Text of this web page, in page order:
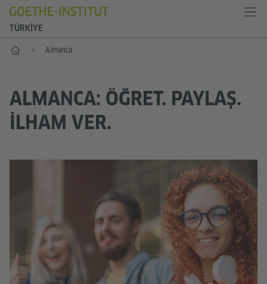
TÜRKIYE
Anasayfa Almanca
ALMANCA: ÖĞRET. PAYLAŞ.
ILHAM VER.